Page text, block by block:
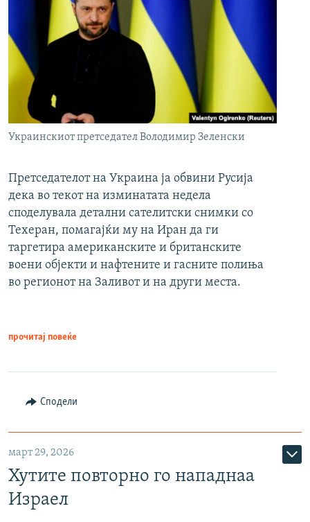
Украинскиот претседател Володимир Зеленски
Претседателот на Украина ја обвини Русија
дека во текот на изминатата недела
споделувала детални сателитски снимки со
Техеран, помагајќи му на Иран да ги
таргетира американските и британските
воени објекти и нафтените и гасните полиња
во регионот на Заливот и на други места.
прочитај повеќе
Сподели
март 29, 2026
Хутите повторно го нападнаа
Израел